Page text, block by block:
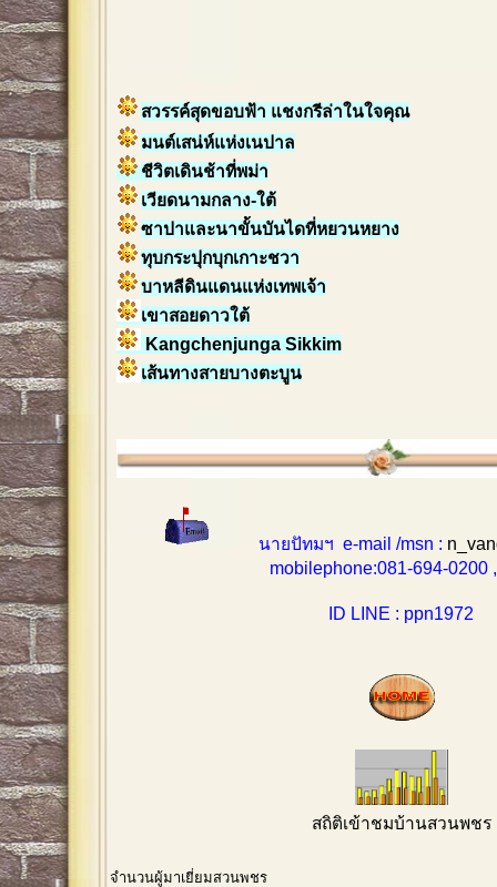
สวรรค์สุดขอบฟ้า แชงกรีล่าในใจคุณ
มนต์เสน่ห์แห่งเนปาล
ชีวิตเดินช้าที่พม่า
เวียดนามกลาง-ใต้
ซาปาและนาขั้นบันไดที่หยวนหยาง
ทุบกระปุกบุกเกาะชวา
บาหลีดินแดนแห่งเทพเจ้า
เขาสอยดาวใต้
Kangchenjunga Sikkim
เส้นทางสายบางตะบูน
นายปัทมฯ e-mail /msn :
mobilephone:081-694-0200 ,
ID LINE : ppn1972
สถิติเข้าชมบ้านสวนพชร
จำนวนผู้มาเยี่ยมสวนพชร